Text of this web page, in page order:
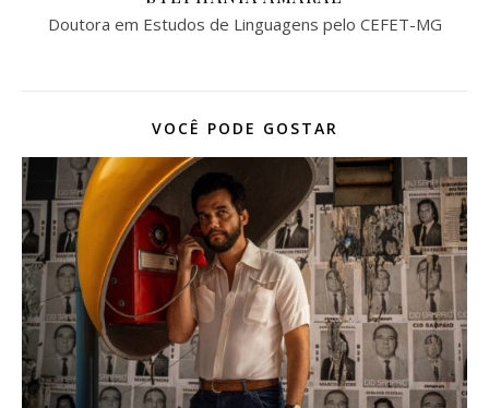
Doutora em Estudos de Linguagens pelo CEFET-MG
VOCÊ PODE GOSTAR